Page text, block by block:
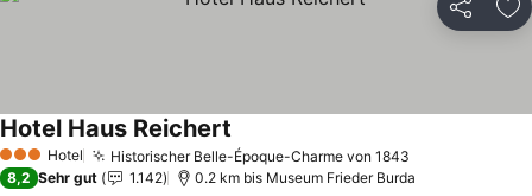
Teilen
3 SterneHotel Historischer Belle-Époque-Charme von 1843
Hotel Haus Reichert Preise sehen
8,2 Sehr gut 1.142 0.2 km bis Museum Frieder Burda